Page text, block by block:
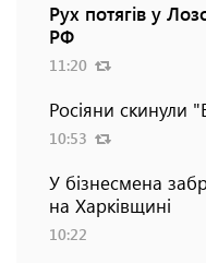
Рух потягів у
РФ
11:20
Росіяни скинули
10:53
У бізнесмена
на Харківщині
10:22